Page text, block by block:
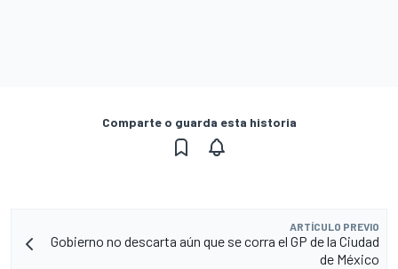
Comparte o guarda esta historia
ARTÍCULO PREVIO
Gobierno no descarta aún que se corra el GP de la Ciudad
de México